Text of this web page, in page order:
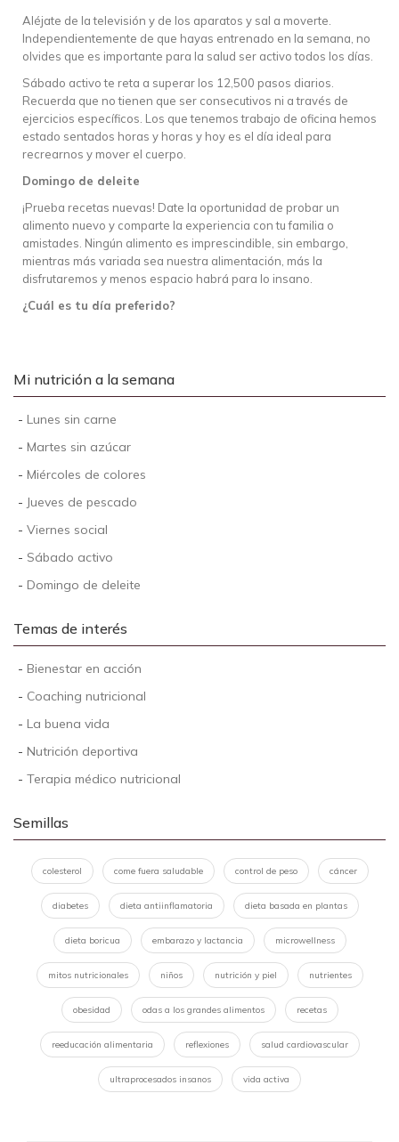
Aléjate de la televisión y de los aparatos y sal a moverte.
Independientemente de que hayas entrenado en la semana, no
olvides que es importante para la salud ser activo todos los días.
Sábado activo te reta a superar los 12,500 pasos diarios.
Recuerda que no tienen que ser consecutivos ni a través de
ejercicios específicos. Los que tenemos trabajo de oficina hemos
estado sentados horas y horas y hoy es el día ideal para
recrearnos y mover el cuerpo.
Domingo de deleite
¡Prueba recetas nuevas! Date la oportunidad de probar un
alimento nuevo y comparte la experiencia con tu familia o
amistades. Ningún alimento es imprescindible, sin embargo,
mientras más variada sea nuestra alimentación, más la
disfrutaremos y menos espacio habrá para lo insano.
¿Cuál es tu día preferido?
Mi nutrición a la semana
- Lunes sin carne
- Martes sin azúcar
- Miércoles de colores
- Jueves de pescado
- Viernes social
- Sábado activo
- Domingo de deleite
Temas de interés
- Bienestar en acción
- Coaching nutricional
- La buena vida
- Nutrición deportiva
- Terapia médico nutricional
Semillas
colesterol come fuera saludable control de peso cáncer
diabetes dieta antiinflamatoria dieta basada en plantas
dieta boricua embarazo y lactancia microwellness
mitos nutricionales niños nutrición y piel nutrientes
obesidad odas a los grandes alimentos recetas
reeducación alimentaria reflexiones salud cardiovascular
ultraprocesados insanos vida activa